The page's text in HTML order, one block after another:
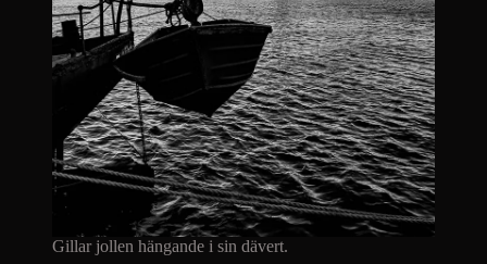
Gillar jollen hängande i sin dävert.